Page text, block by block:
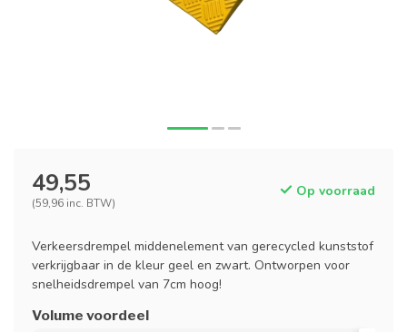
49,55
(59,96 inc. BTW)
Op voorraad
Verkeersdrempel middenelement van gerecycled kunststof
verkrijgbaar in de kleur geel en zwart. Ontworpen voor
snelheidsdrempel van 7cm hoog!
Volume voordeel